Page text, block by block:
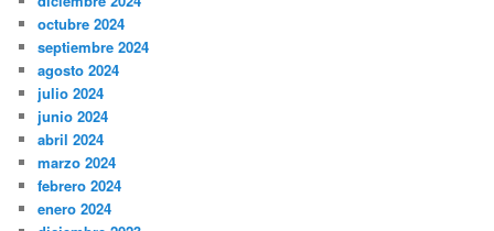
octubre 2024
septiembre 2024
agosto 2024
julio 2024
junio 2024
abril 2024
marzo 2024
febrero 2024
enero 2024